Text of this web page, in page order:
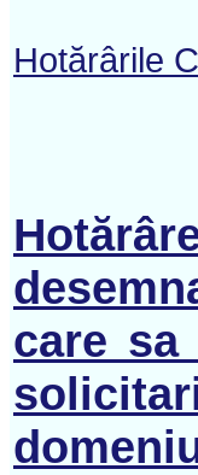
Hotărârile
care